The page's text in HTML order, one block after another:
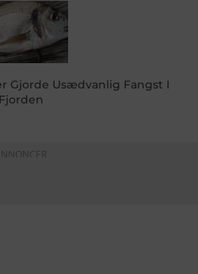
Gjorde Usædvanlig Fangst I
Fjorden